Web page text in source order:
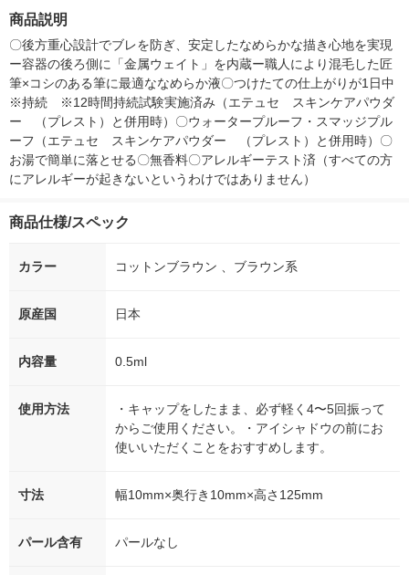
商品説明
〇後方重心設計でブレを防ぎ、安定したなめらかな描き心地を実現
ー容器の後ろ側に「金属ウェイト」を内蔵ー職人により混毛した匠
筆×コシのある筆に最適ななめらか液〇つけたての仕上がりが1日中
※持続　※12時間持続試験実施済み（エテュセ　スキンケアパウダ
ー　（プレスト）と併用時）〇ウォータープルーフ・スマッジプル
ーフ（エテュセ　スキンケアパウダー　（プレスト）と併用時）〇
お湯で簡単に落とせる〇無香料〇アレルギーテスト済（すべての方
にアレルギーが起きないというわけではありません）
商品仕様/スペック
カラー コットンブラウン 、ブラウン系
原産国 日本
内容量 0.5ml
使用方法
・キャップをしたまま、必ず軽く4〜5回振って
からご使用ください。・アイシャドウの前にお
使いいただくことをおすすめします。
寸法 幅10mm×奥行き10mm×高さ125mm
パール含有 パールなし